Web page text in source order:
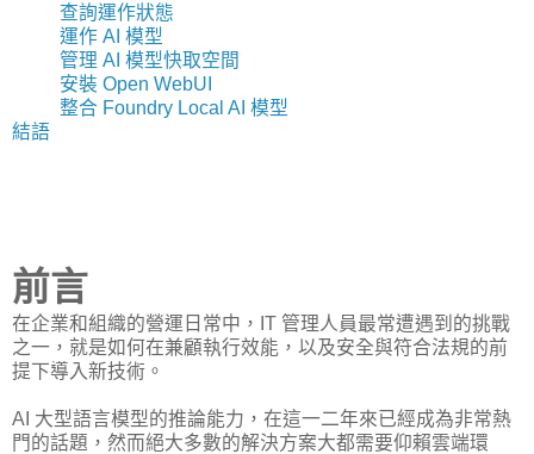
查詢運作狀態
運作 AI 模型
管理 AI 模型快取空間
安裝 Open WebUI
整合 Foundry Local AI 模型
結語
前言
在企業和組織的營運日常中，IT 管理人員最常遭遇到的挑戰
之一，就是如何在兼顧執行效能，以及安全與符合法規的前
提下導入新技術。
AI 大型語言模型的推論能力，在這一二年來已經成為非常熱
門的話題，然而絕大多數的解決方案大都需要仰賴雲端環